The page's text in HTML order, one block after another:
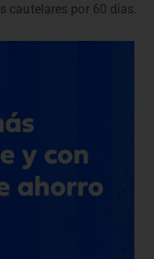
cautelares por 60 días.